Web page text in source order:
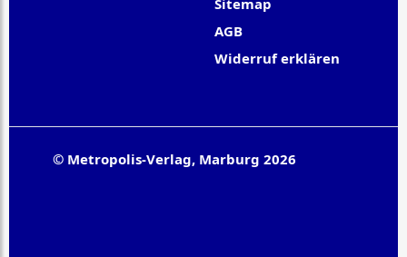
Sitemap
AGB
Widerruf erklären
© Metropolis-Verlag, Marburg 2026